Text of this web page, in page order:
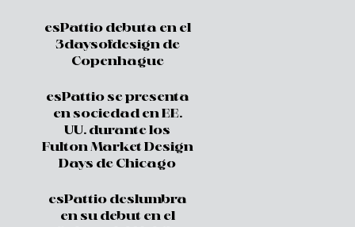
esPattio debuta en el
3daysofdesign de
Copenhague
esPattio se presenta
en sociedad en EE.
UU. durante los
Fulton Market Design
Days de Chicago
esPattio deslumbra
en su debut en el